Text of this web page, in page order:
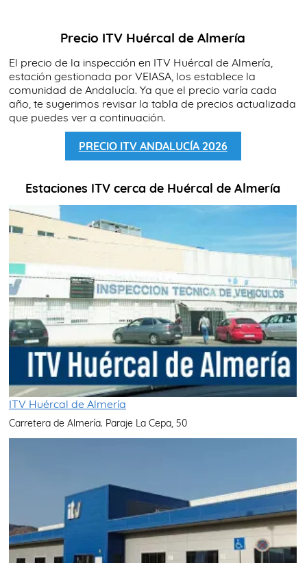
Precio ITV Huércal de Almería
El precio de la inspección en ITV Huércal de Almería,
estación gestionada por VEIASA, los establece la
comunidad de Andalucía. Ya que el precio varía cada
año, te sugerimos revisar la tabla de precios actualizada
que puedes ver a continuación.
PRECIO ITV ANDALUCÍA 2026
Estaciones ITV cerca de Huércal de Almería
ITV Huércal de Almería
Carretera de Almería. Paraje La Cepa, 50